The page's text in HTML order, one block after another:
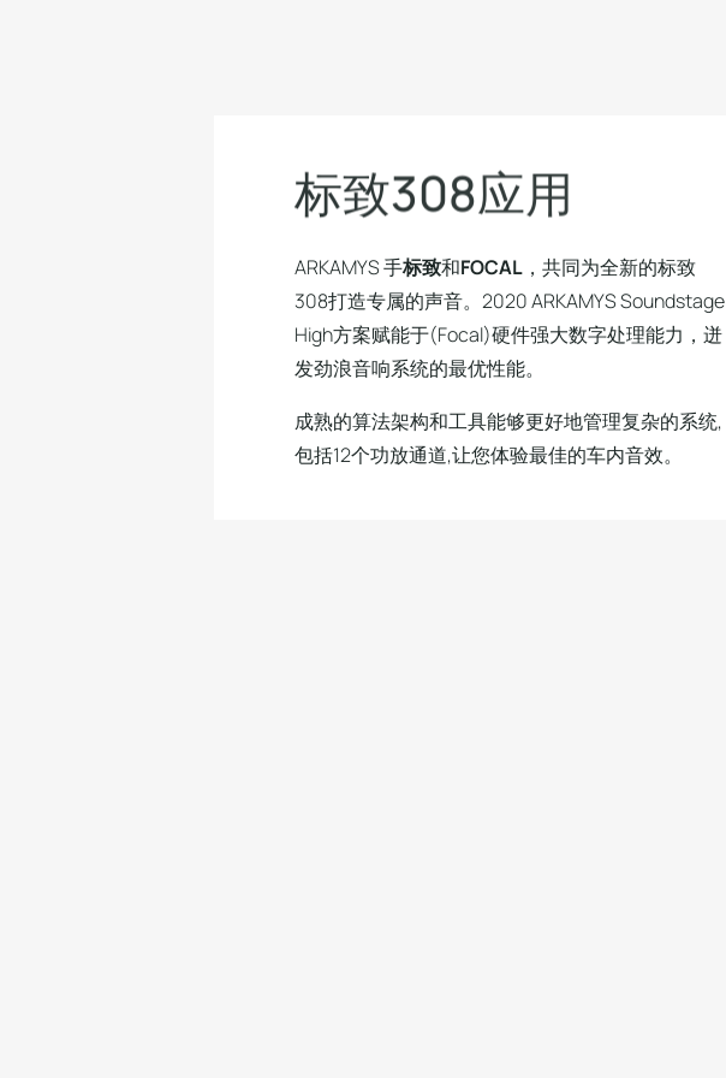
标致308应用
ARKAMYS 手标致和FOCAL ，共同为全新的标致
308打造专属的声音。2020 ARKAMYS Soundstage
High方案赋能于(Focal)硬件强大数字处理能力，迸
发劲浪音响系统的最优性能。
成熟的算法架构和工具能够更好地管理复杂的系统,
包括12个功放通道,让您体验最佳的车内音效。